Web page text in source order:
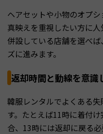
ヘアセットや小物のオプ
真映えを重視したい方に
併設している店舗を選べ
ズに進みます。
返却時間と動線を意識
韓服レンタルでよくある
す。たとえば11時に着付
合、13時には返却に戻る必